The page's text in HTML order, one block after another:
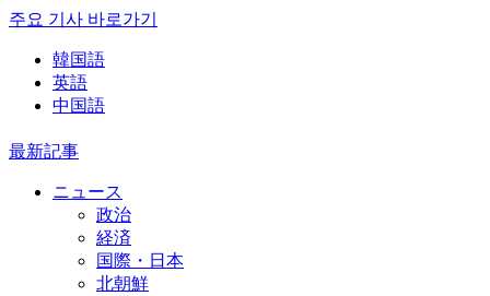
주요 기사 바로가기
韓国語
英語
中国語
最新記事
ニュース
政治
経済
国際・日本
北朝鮮